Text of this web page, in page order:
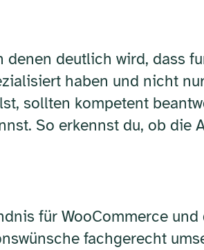
deutlich wird, dass
haben und nicht
sollten kompetent
So erkennst du, ob die
für WooCommerce
fachgerecht